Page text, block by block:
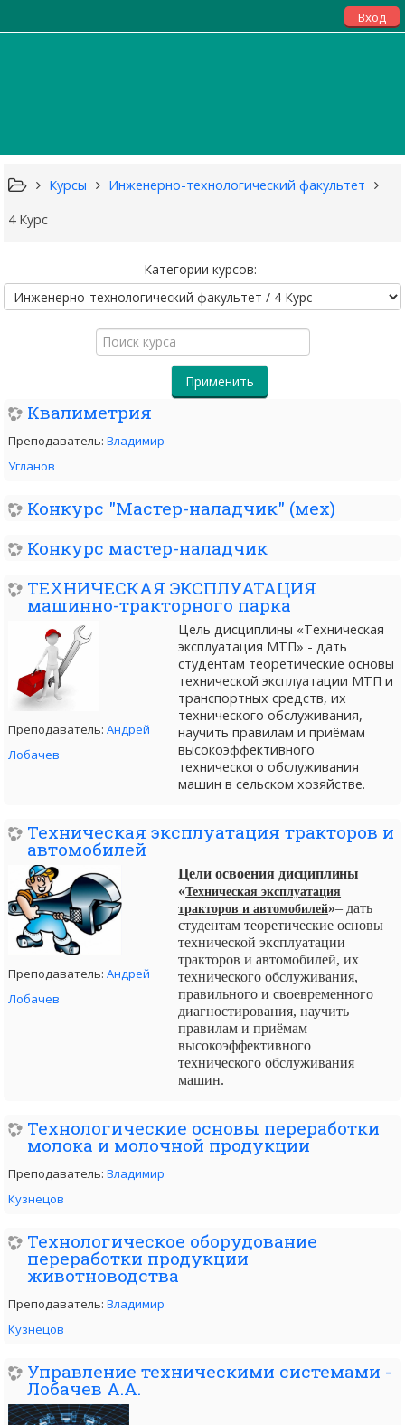
Вход
Курсы
Инженерно-технологический факультет
4 Курс
Категории курсов:
Поиск
курса
Применить
Квалиметрия
Преподаватель:Владимир
Угланов
Конкурс "Мастер-наладчик" (мех)
Конкурс мастер-наладчик
ТЕХНИЧЕСКАЯ ЭКСПЛУАТАЦИЯ
машинно-тракторного парка
Цель дисциплины «Техническая
эксплуатация МТП» - дать
студентам теоретические основы
технической эксплуатации МТП и
транспортных средств, их
технического обслуживания,
научить правилам и приёмам
высокоэффективного
технического обслуживания
машин в сельском хозяйстве.
Преподаватель:Андрей
Лобачев
Техническая эксплуатация тракторов и
автомобилей
Цели освоения дисциплины
«Техническая эксплуатация
тракторов и автомобилей»– дать
студентам теоретические основы
технической эксплуатации
тракторов и автомобилей, их
технического обслуживания,
правильного и своевременного
диагностирования, научить
правилам и приёмам
высокоэффективного
технического обслуживания
машин.
Преподаватель:Андрей
Лобачев
Технологические основы переработки
молока и молочной продукции
Преподаватель:Владимир
Кузнецов
Технологическое оборудование
переработки продукции
животноводства
Преподаватель:Владимир
Кузнецов
Управление техническими системами -
Лобачев А.А.